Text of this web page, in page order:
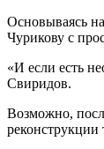
Основываясь
Чурикову с
«И если есть
Свиридов.
Возможно,